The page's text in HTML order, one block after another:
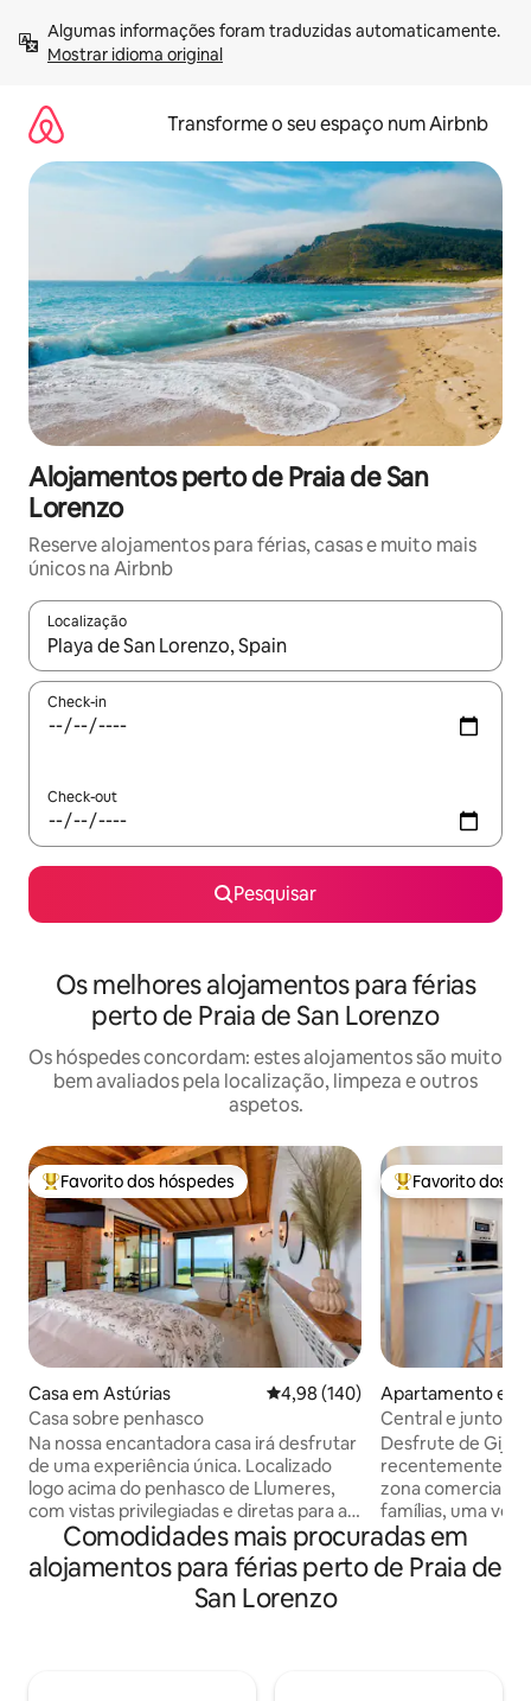
para
Mostrar idioma original
Transforme o seu espaço num Airbnb
Alojamentos perto de Praia de San
Lorenzo
Reserve alojamentos para férias, casas e muito mais
únicos na Airbnb
Localização
Quando os resultados estiverem disponíveis, navegue com
Check-in
Check-out
Pesquisar
Os melhores alojamentos para férias
perto de Praia de San Lorenzo
Os hóspedes concordam: estes alojamentos são muito
bem avaliados pela localização, limpeza e outros
aspetos.
Favoritos dos hóspedes mais apreciados
Favorito dos hóspedes
Casa em Astúrias Classificação média de 4,98 em
4,98 (140)
Casa sobre penhasco
Na nossa encantadora casa irá desfrutar
de uma experiência única. Localizado
logo acima do penhasco de Llumeres,
com vistas privilegiadas e diretas para as
Faro Peñas, um lugar de grande
interesse e procura no Principado das
Astúrias. É composto por uma espaçosa
sala de estar e cozinha totalmente
Favoritos dos
Favorito dos
Apartamento em
Central e junto à
Desfrute de
recentemente
zona comercial
famílias, uma vez
quartos – dois
duas casas de
em suíte no
Comodidades mais procuradas em
alojamentos para férias perto de Praia de
San Lorenzo